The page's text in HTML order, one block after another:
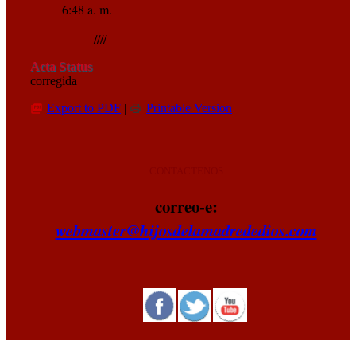
6:48 a. m.
////
Acta Status
corregida
Export to PDF | Printable Version
correo-e:
webmaster@hijosdelamadrededios.com